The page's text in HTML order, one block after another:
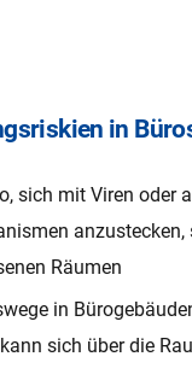
in
sich mit Viren oder
anzustecken,
Räumen
in
sich über die